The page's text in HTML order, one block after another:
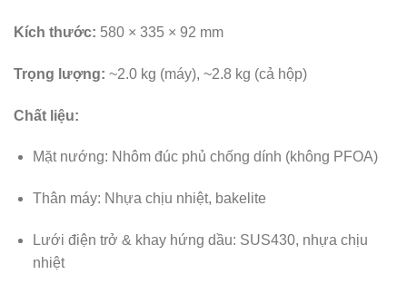
Kích thước: 580 × 335 × 92 mm
Trọng lượng: ~2.0 kg (máy), ~2.8 kg (cả hộp)
Chất liệu:
Mặt nướng: Nhôm đúc phủ chống dính (không PFOA)
Thân máy: Nhựa chịu nhiệt, bakelite
Lưới điện trở & khay hứng dầu: SUS430, nhựa chịu
nhiệt